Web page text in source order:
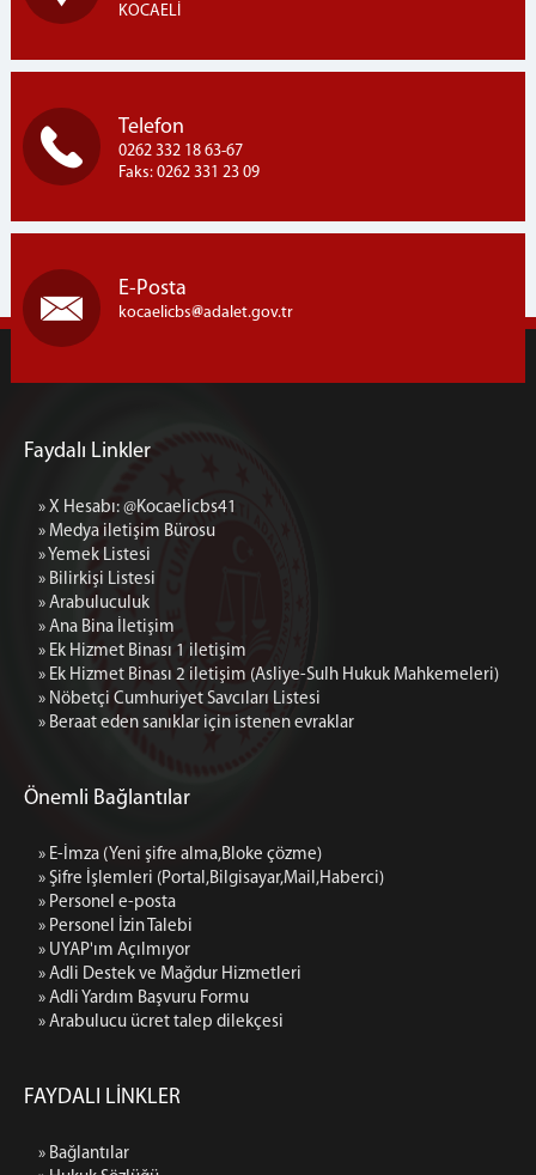
İLETİŞİM
Ana Bina İletişim
Ek Hizmet Binası 2 iletişim (Asliye-Sulh Hukuk
Mahkemeleri)
KOCAELİ
Telefon
0262 332 18 63-67
Faks: 0262 331 23 09
E-Posta
kocaelicbs adalet.gov.tr
Faydalı Linkler
» X Hesabı: @Kocaelicbs41
» Medya iletişim Bürosu
» Yemek Listesi
» Bilirkişi Listesi
» Arabuluculuk
» Ana Bina İletişim
» Ek Hizmet Binası 1 iletişim
» Ek Hizmet Binası 2 iletişim (Asliye-Sulh Hukuk Mahkemeleri)
» Nöbetçi Cumhuriyet Savcıları Listesi
» Beraat eden sanıklar için istenen evraklar
Önemli Bağlantılar
» E-İmza (Yeni şifre alma,Bloke çözme)
» Şifre İşlemleri (Portal,Bilgisayar,Mail,Haberci)
» Personel e-posta
» Personel İzin Talebi
» UYAP'ım Açılmıyor
» Adli Destek ve Mağdur Hizmetleri
» Adli Yardım Başvuru Formu
» Arabulucu ücret talep dilekçesi
FAYDALI LİNKLER
» Bağlantılar